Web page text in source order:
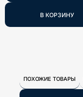
В КОРЗИНУ
ПОХОЖИЕ ТОВАРЫ